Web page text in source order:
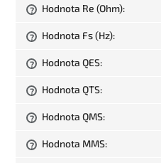
? Hodnota Re (Ohm):
? Hodnota Fs (Hz):
? Hodnota QES:
? Hodnota QTS:
? Hodnota QMS:
? Hodnota MMS: